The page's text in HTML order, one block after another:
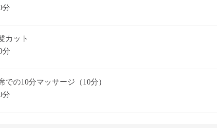
分
カット
分
での10分マッサージ（10分）
分